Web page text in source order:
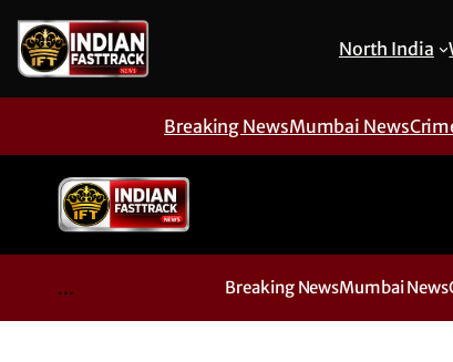
North India
Breaking NewsMumbai News
... Breaking NewsMumbai News